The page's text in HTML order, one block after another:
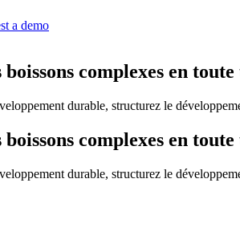
a demo
complexes en
durable, structurez le
complexes en
durable, structurez le